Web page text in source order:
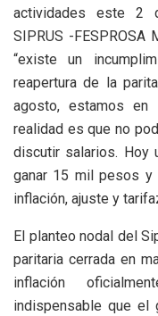
actividades este 2
SIPRUS -FESPROSA
“existe un
reapertura de la
agosto, estamos
realidad es que no
discutir salarios. Hoy
ganar 15 mil pesos
inflación, ajuste y
El planteo nodal del
paritaria cerrada en
inflación
indispensable que el